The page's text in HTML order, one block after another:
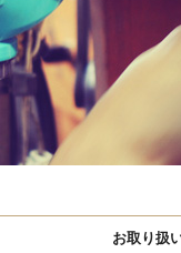
お取り扱